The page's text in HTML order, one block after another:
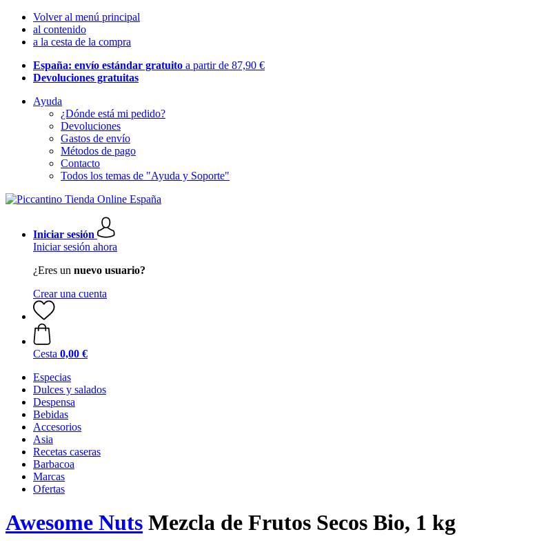
Volver al menú principal
al contenido
a la cesta de la compra
España: envío estándar gratuito a partir de 87,90 €
Devoluciones gratuitas
Ayuda
¿Dónde está mi pedido?
Devoluciones
Gastos de envío
Métodos de pago
Contacto
Todos los temas de "Ayuda y Soporte"
Iniciar sesión
Iniciar sesión ahora
¿Eres un nuevo usuario?
Crear una cuenta
Cesta 0,00 €
Especias
Dulces y salados
Despensa
Bebidas
Accesorios
Asia
Recetas caseras
Barbacoa
Marcas
Ofertas
Awesome Nuts Mezcla de Frutos Secos Bio, 1 kg